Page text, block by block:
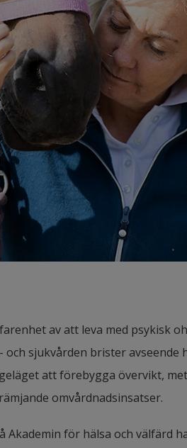
av att leva med psykisk
och sjukvården brister
att förebygga övervikt,
omvårdnadsinsatser.
Akademin för hälsa och välfärd